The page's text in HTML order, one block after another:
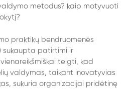
metodus? kaip motyvuoti
praktikų bendruomenės
sukaupta patirtimi ir
teigti, kad
valdymas, taikant inovatyvias
sukuria organizacijai pridėtinę